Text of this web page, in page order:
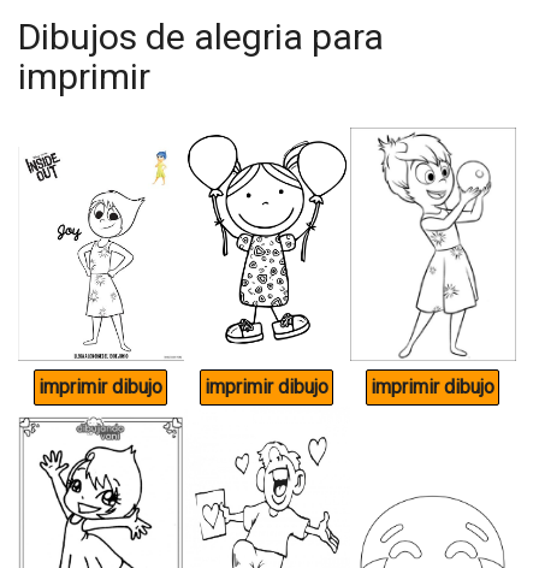
Dibujos de alegria para
imprimir